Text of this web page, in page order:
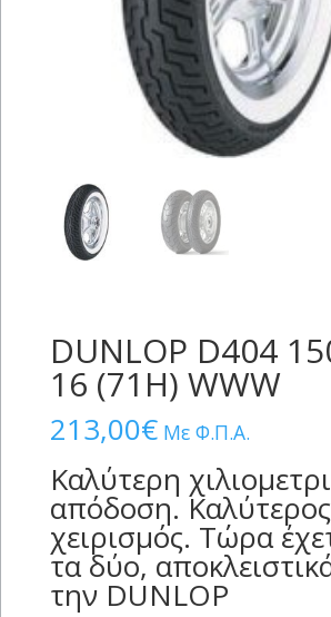
DUNLOP D404
16 (71H) WWW
213,00€ Με Φ.Π.Α.
Καλύτερη
απόδοση. Καλύτερος
χειρισμός. Τώρα
τα δύο,
την DUNLOP